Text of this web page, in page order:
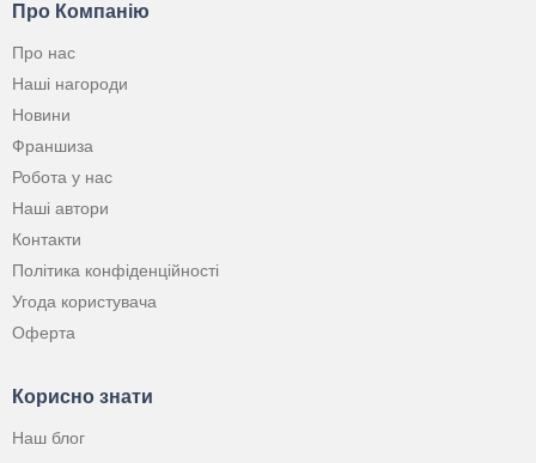
Про Компанію
Про нас
Наші нагороди
Новини
Франшиза
Робота у нас
Наші автори
Контакти
Політика конфіденційності
Угода користувача
Оферта
Корисно знати
Наш блог